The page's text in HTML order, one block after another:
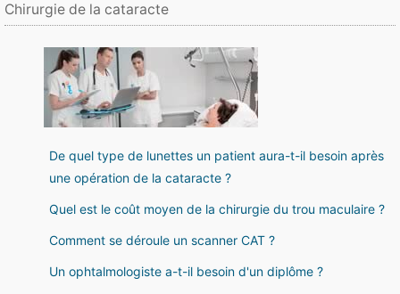
Chirurgie de la cataracte
De quel type de lunettes un patient aura-t-il besoin après
une opération de la cataracte ?
Quel est le coût moyen de la chirurgie du trou maculaire ?
Comment se déroule un scanner CAT ?
Un ophtalmologiste a-t-il besoin d'un diplôme ?